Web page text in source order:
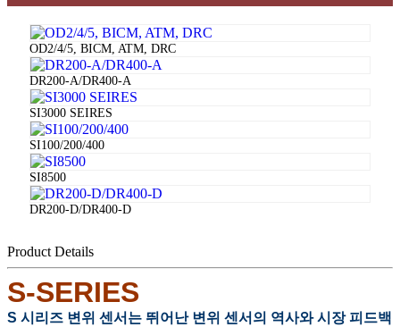
OD2/4/5, BICM, ATM, DRC
DR200-A/DR400-A
SI3000 SEIRES
SI100/200/400
SI8500
DR200-D/DR400-D
Product Details
S-SERIES
S 시리즈 변위 센서는 뛰어난 변위 센서의 역사와 시장 피드백